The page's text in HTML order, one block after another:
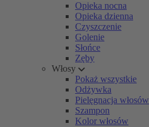
Opieka nocna
Opieka dzienna
Czyszczenie
Golenie
Słońce
Zęby
Włosy
Pokaż wszystkie
Odżywka
Pielęgnacja włosów
Szampon
Kolor włosów